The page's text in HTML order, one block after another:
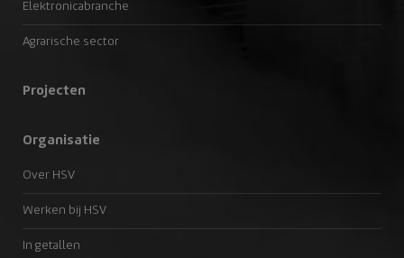
Elektronicabranche
Agrarische sector
Projecten
Organisatie
Over HSV
Werken bij HSV
In getallen